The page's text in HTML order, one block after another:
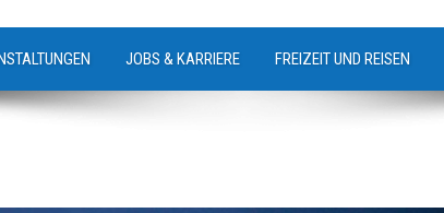
JOBS & KARRIERE FREIZEIT UND REISEN